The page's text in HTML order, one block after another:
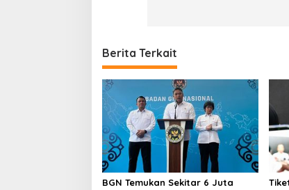
Berita Terkait
BGN Temukan Sekitar 6 Juta